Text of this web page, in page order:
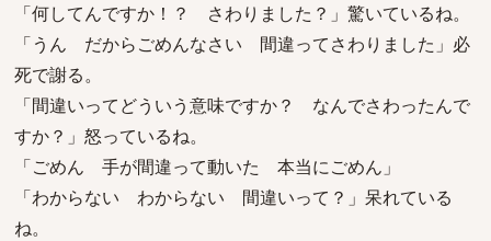
「何してんですか！？ さわりました？」驚いているね。
「うん だからごめんなさい 間違ってさわりました」必
死で謝る。
「間違いってどういう意味ですか？ なんでさわったんで
すか？」怒っているね。
「ごめん 手が間違って動いた 本当にごめん」
「わからない わからない 間違いって？」呆れている
ね。